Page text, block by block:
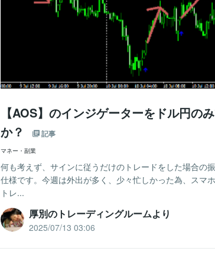
【AOS】のインジゲーターをドル円の
か？
記事
マネー・副業
何も考えず、サインに従うだけのトレードをした場合の
仕様です。今週は外出が多く、少々忙しかった為、スマ
トレ...
厚別のトレーディングルームより
2025/07/13 03:06